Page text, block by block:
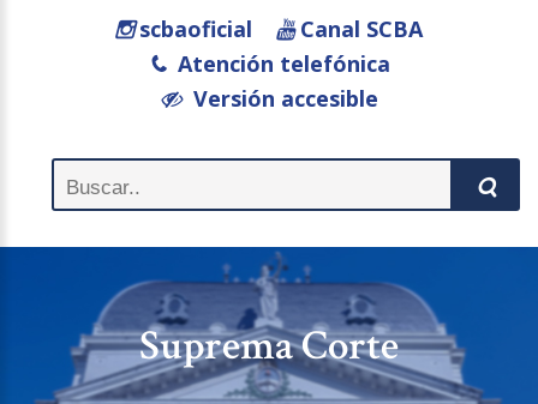
scbaoficial
Canal SCBA
Atención telefónica
Versión accesible
Suprema Corte